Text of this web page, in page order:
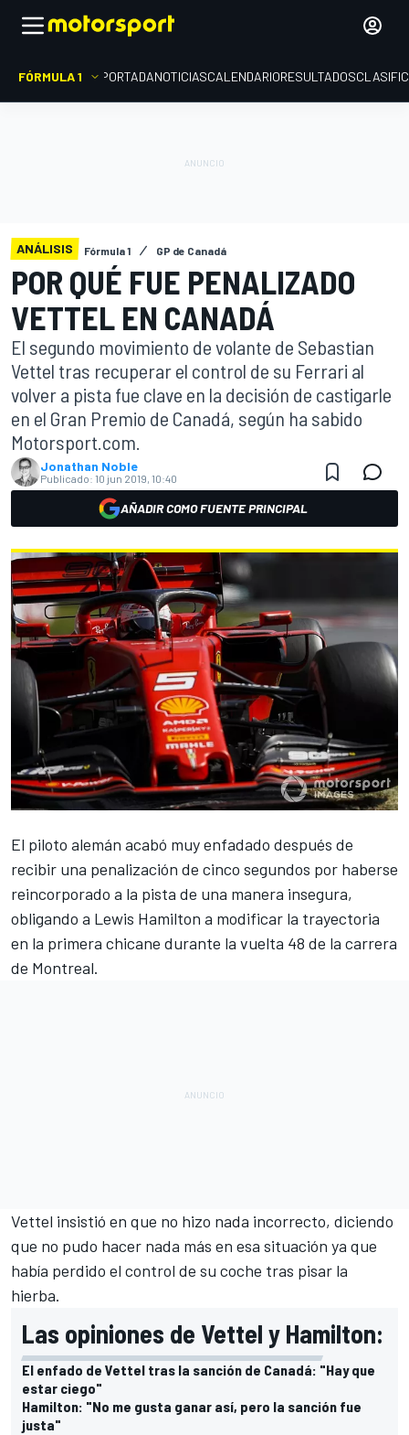
FÓRMULA 1 PORTADANOTICIASCALENDARIORESULTADOS
ANÁLISIS Fórmula 1 GP de Canadá
POR QUÉ FUE PENALIZADO
VETTEL EN CANADÁ
El segundo movimiento de volante de Sebastian
Vettel tras recuperar el control de su Ferrari al
volver a pista fue clave en la decisión de castigarle
en el Gran Premio de Canadá, según ha sabido
Motorsport.com.
Jonathan Noble
Publicado: 10 jun 2019, 10:40
AÑADIR COMO FUENTE PRINCIPAL
El piloto alemán acabó muy enfadado después de
recibir una penalización de cinco segundos por haberse
reincorporado a la pista de una manera insegura,
obligando a Lewis Hamilton a modificar la trayectoria
en la primera chicane durante la vuelta 48 de la carrera
de Montreal.
Vettel insistió en que no hizo nada incorrecto, diciendo
que no pudo hacer nada más en esa situación ya que
había perdido el control de su coche tras pisar la
hierba.
Las opiniones de Vettel y Hamilton:
El enfado de Vettel tras la sanción de Canadá: "Hay que
estar ciego"
Hamilton: "No me gusta ganar así, pero la sanción fue
justa"